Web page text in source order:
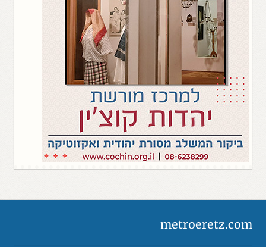
metroeretz.com